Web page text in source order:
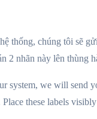
thống, chúng tôi sẽ
2 nhãn này lên thùng
system, we will send
these labels